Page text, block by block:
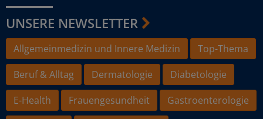
UNSERE NEWSLETTER
Allgemeinmedizin und Innere Medizin
Top-Thema
Beruf & Alltag
Dermatologie
Diabetologie
E-Health
Frauengesundheit
Gastroenterologie